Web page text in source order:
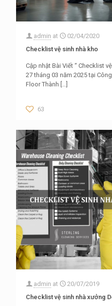
admin at
02/04/2020
Checklist vệ sinh nhà kho
Cập nhật Bài Viết “ Checklist
27 tháng 03 năm 2025 tại
Floor Thành […]
63
admin at
20/07/2019
Checklist vệ sinh nhà xưởng